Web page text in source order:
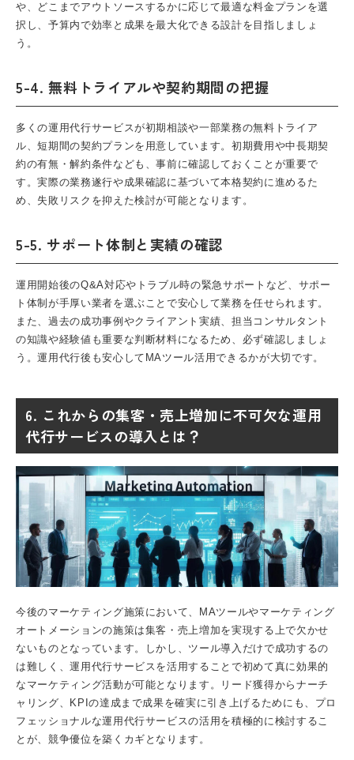
や、どこまでアウトソースするかに応じて最適な料金プランを選
択し、予算内で効率と成果を最大化できる設計を目指しましょ
う。
5-4. 無料トライアルや契約期間の把握
多くの運用代行サービスが初期相談や一部業務の無料トライア
ル、短期間の契約プランを用意しています。初期費用や中長期契
約の有無・解約条件なども、事前に確認しておくことが重要で
す。実際の業務遂行や成果確認に基づいて本格契約に進めるた
め、失敗リスクを抑えた検討が可能となります。
5-5. サポート体制と実績の確認
運用開始後のQ&A対応やトラブル時の緊急サポートなど、サポー
ト体制が手厚い業者を選ぶことで安心して業務を任せられます。
また、過去の成功事例やクライアント実績、担当コンサルタント
の知識や経験値も重要な判断材料になるため、必ず確認しましょ
う。運用代行後も安心してMAツール活用できるかが大切です。
6. これからの集客・売上増加に不可欠な運用
代行サービスの導入とは？
今後のマーケティング施策において、MAツールやマーケティング
オートメーションの施策は集客・売上増加を実現する上で欠かせ
ないものとなっています。しかし、ツール導入だけで成功するの
は難しく、運用代行サービスを活用することで初めて真に効果的
なマーケティング活動が可能となります。リード獲得からナーチ
ャリング、KPIの達成まで成果を確実に引き上げるためにも、プロ
フェッショナルな運用代行サービスの活用を積極的に検討するこ
とが、競争優位を築くカギとなります。